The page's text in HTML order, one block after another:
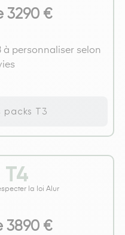
3290 €
à personnaliser selon
packs T3
la loi Alur
3890 €